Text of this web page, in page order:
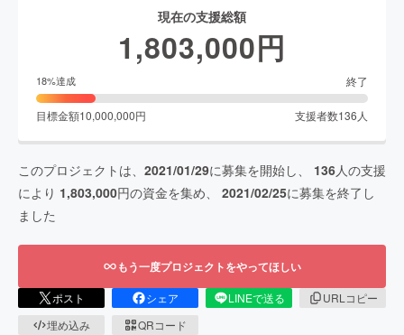
現在の支援総額
1,803,000円
18%達成 終了
目標金額10,000,000円 支援者数136 人
このプロジェクトは、 2021/01/29に募集を開始し、 136人の支援
により 1,803,000円の資金を集め、 2021/02/25に募集を終了し
ました
もう一度プロジェクトをやってほしい
ポスト シェア LINEで送る
URLコピー
埋め込み
QRコード